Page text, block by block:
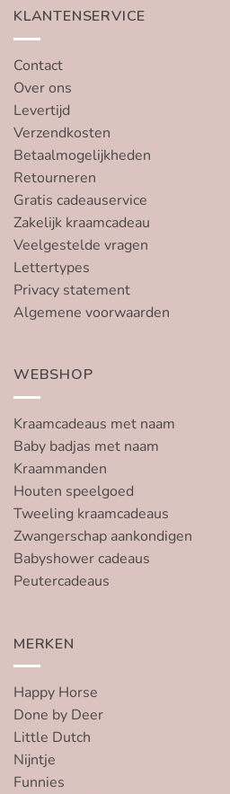
KLANTENSERVICE
Contact
Over ons
Levertijd
Verzendkosten
Betaalmogelijkheden
Retourneren
Gratis cadeauservice
Zakelijk kraamcadeau
Veelgestelde vragen
Lettertypes
Privacy statement
Algemene voorwaarden
WEBSHOP
Kraamcadeaus met naam
Baby badjas met naam
Kraammanden
Houten speelgoed
Tweeling kraamcadeaus
Zwangerschap aankondigen
Babyshower cadeaus
Peutercadeaus
MERKEN
Happy Horse
Done by Deer
Little Dutch
Nijntje
Funnies